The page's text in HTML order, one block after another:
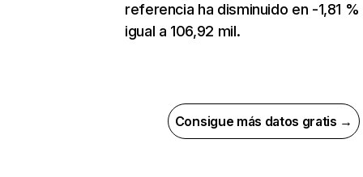
referencia ha disminuido en -1,81
igual a 106,92 mil.
Consigue más datos gratis →